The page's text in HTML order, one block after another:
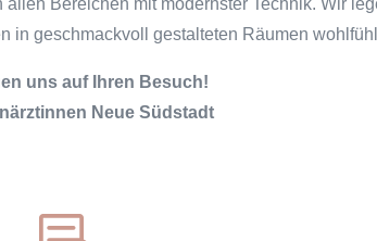
in geschmackvoll gestalteten Räumen
uns auf Ihren Besuch!
Neue Südstadt